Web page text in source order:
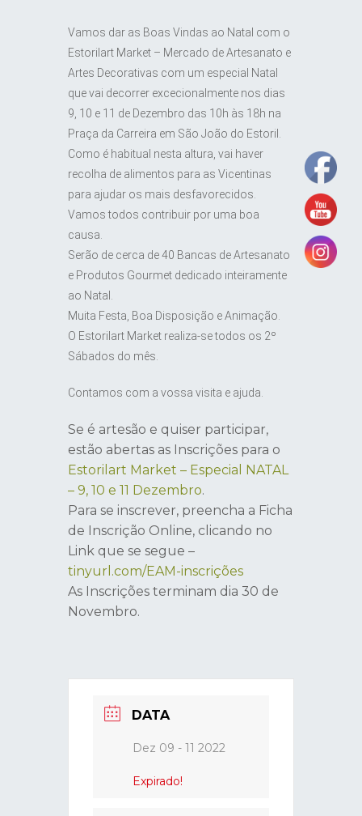
Vamos dar as Boas Vindas ao Natal com o
Estorilart Market – Mercado de Artesanato e
Artes Decorativas com um especial Natal
que vai decorrer excecionalmente nos dias
9, 10 e 11 de Dezembro das 10h às 18h na
Praça da Carreira em São João do Estoril.
Como é habitual nesta altura, vai haver
recolha de alimentos para as Vicentinas
para ajudar os mais desfavorecidos.
Vamos todos contribuir por uma boa
causa.
Serão de cerca de 40 Bancas de Artesanato
e Produtos Gourmet dedicado inteiramente
ao Natal.
Muita Festa, Boa Disposição e Animação.
O Estorilart Market realiza-se todos os 2º
Sábados do mês.
Contamos com a vossa visita e ajuda.
Se é artesão e quiser participar,
estão abertas as Inscrições para o
Estorilart Market – Especial NATAL
– 9, 10 e 11 Dezembro.
Para se inscrever, preencha a Ficha
de Inscrição Online, clicando no
Link que se segue –
tinyurl.com/EAM-inscrições
As Inscrições terminam dia 30 de
Novembro.
DATA
Dez 09 - 11 2022
Expirado!